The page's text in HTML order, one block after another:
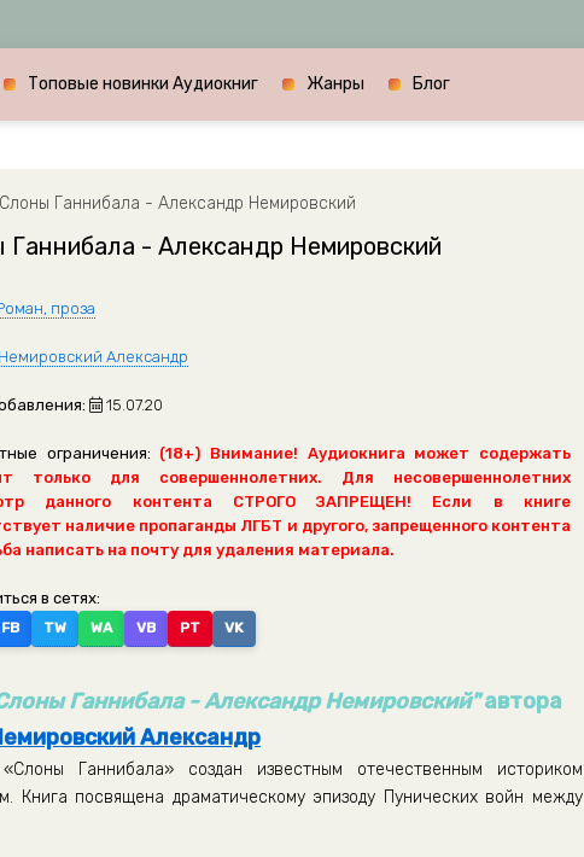
Топовые новинки Аудиокниг Жанры Блог
Ганнибала - Александр Немировский
Ганнибала - Александр Немировский
проза
Немировский Александр
15.07.20
ограничения: (18+) Внимание! Аудиокнига может содержать
только для совершеннолетних. Для несовершеннолетних
данного контента СТРОГО ЗАПРЕЩЕН! Если в книге
наличие пропаганды ЛГБТ и другого, запрещенного контента
написать на почту для удаления материала.
в сетях:
FB TW WA VB PT VK
Ганнибала - Александр Немировский"автора
Александр
Ганнибала» создан известным отечественным историком
Книга посвящена драматическому эпизоду Пунических войн между